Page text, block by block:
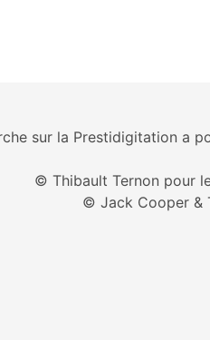
sur la Prestidigitation a
© Thibault Ternon pour
© Jack Cooper &